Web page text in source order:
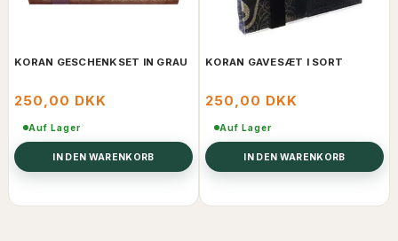
KORAN GESCHENKSET IN GRAU
250,00 DKK
Auf Lager
IN DEN WARENKORB
KORAN GAVESÆT I SORT
250,00 DKK
Auf Lager
IN DEN WARENKORB